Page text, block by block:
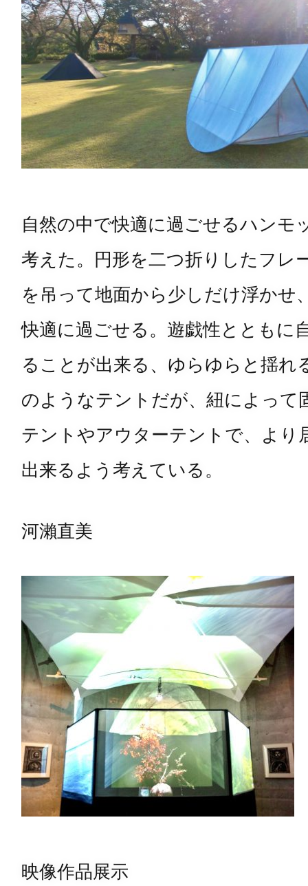
自然の中で快適に過ごせるハンモ
考えた。円形を二つ折りしたフレ
を吊って地面から少しだけ浮かせ
快適に過ごせる。遊戯性とともに
ることが出来る、ゆらゆらと揺れ
のようなテントだが、紐によって
テントやアウターテントで、より
出来るよう考えている。
河瀨直美
映像作品展示